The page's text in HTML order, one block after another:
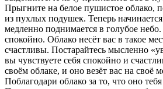
Прыгните на белое пушистое облако,
из пухлых подушек. Теперь
медленно поднимается в голубое небо.
спокойно. Облако несёт вас в такое
счастливы. Постарайтесь мысленно
вы чувствуете себя спокойно и
своём облаке, и оно везёт вас на своё
Поблагодари облако за то, что оно